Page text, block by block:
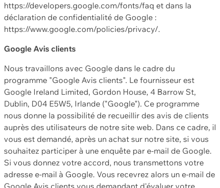
https://developers.google.com/fonts/faq et dans la
déclaration de confidentialité de Google :
https://www.google.com/policies/privacy/.
Google Avis clients
Nous travaillons avec Google dans le cadre du
programme "Google Avis clients". Le fournisseur est
Google Ireland Limited, Gordon House, 4 Barrow St,
Dublin, D04 E5W5, Irlande ("Google"). Ce programme
nous donne la possibilité de recueillir des avis de clients
auprès des utilisateurs de notre site web. Dans ce cadre, il
vous est demandé, après un achat sur notre site, si vous
souhaitez participer à une enquête par e-mail de Google.
Si vous donnez votre accord, nous transmettons votre
adresse e-mail à Google. Vous recevrez alors un e-mail de